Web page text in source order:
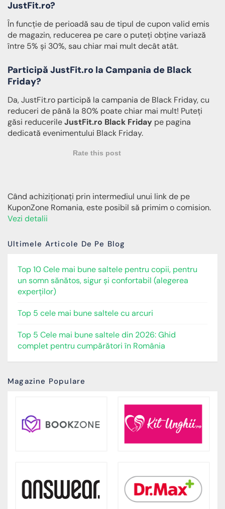
JustFit.ro?
În funcție de perioadă sau de tipul de cupon valid emis
de magazin, reducerea pe care o puteți obține variază
între 5% și 30%, sau chiar mai mult decât atât.
Participă JustFit.ro la Campania de Black
Friday?
Da, JustFit.ro participă la campania de Black Friday, cu
reduceri de până la 80% poate chiar mai mult! Puteți
găsi reducerileJustFit.ro Black Friday pe pagina
dedicată evenimentului Black Friday.
Rate this post
Când achiziționați prin intermediul unui link de pe
KuponZone Romania, este posibil să primim o comision.
Vezi detalii
Ultimele Articole De Pe Blog
Top 10 Cele mai bune saltele pentru copii, pentru
un somn sănătos, sigur și confortabil (alegerea
experților)
Top 5 cele mai bune saltele cu arcuri
Top 5 Cele mai bune saltele din 2026: Ghid
complet pentru cumpărători în România
Magazine Populare